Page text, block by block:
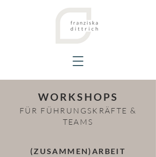
WORKSHOPS
FÜR FÜHRUNGSKRÄFTE &
TEAMS
(ZUSAMMEN)ARBEIT